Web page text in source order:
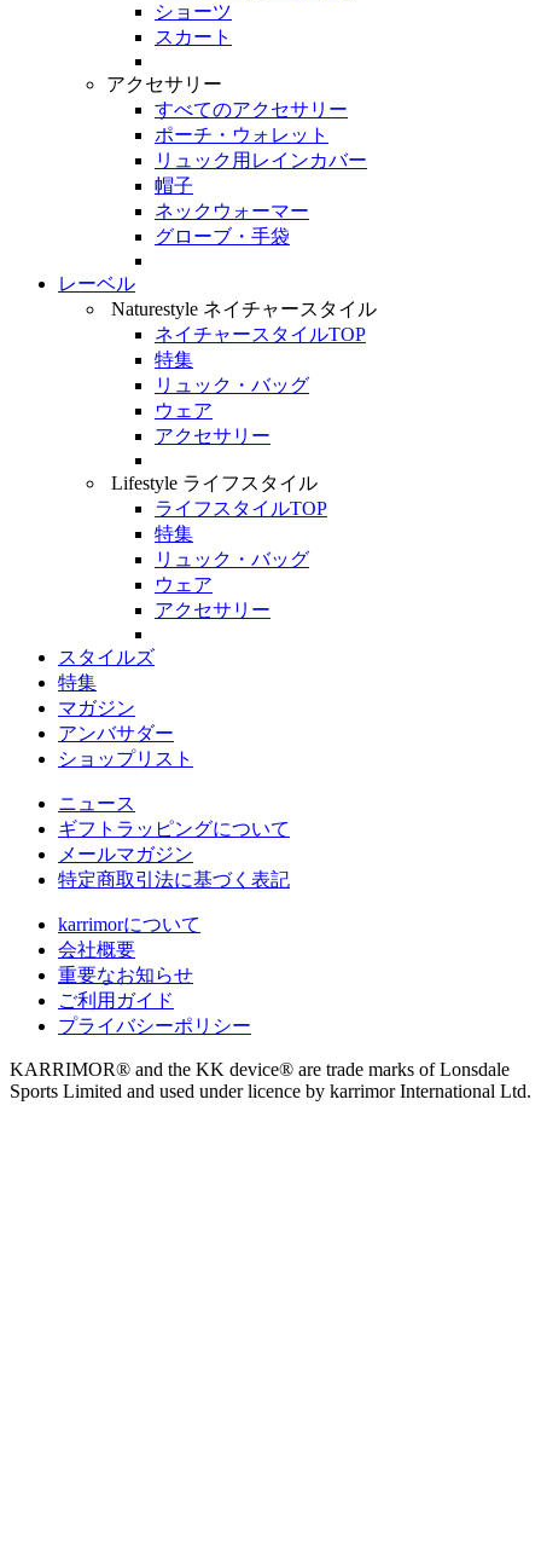
ショーツ
スカート
アクセサリー
すべてのアクセサリー
ポーチ・ウォレット
リュック用レインカバー
帽子
ネックウォーマー
グローブ・手袋
レーベル
Naturestyle ネイチャースタイル
ネイチャースタイルTOP
特集
リュック・バッグ
ウェア
アクセサリー
Lifestyle ライフスタイル
ライフスタイルTOP
特集
リュック・バッグ
ウェア
アクセサリー
スタイルズ
特集
マガジン
アンバサダー
ショップリスト
ニュース
ギフトラッピングについて
メールマガジン
特定商取引法に基づく表記
karrimorについて
会社概要
重要なお知らせ
ご利用ガイド
プライバシーポリシー
KARRIMOR® and the KK device® are trade marks of Lonsdale
Sports Limited and used under licence by karrimor International Ltd.